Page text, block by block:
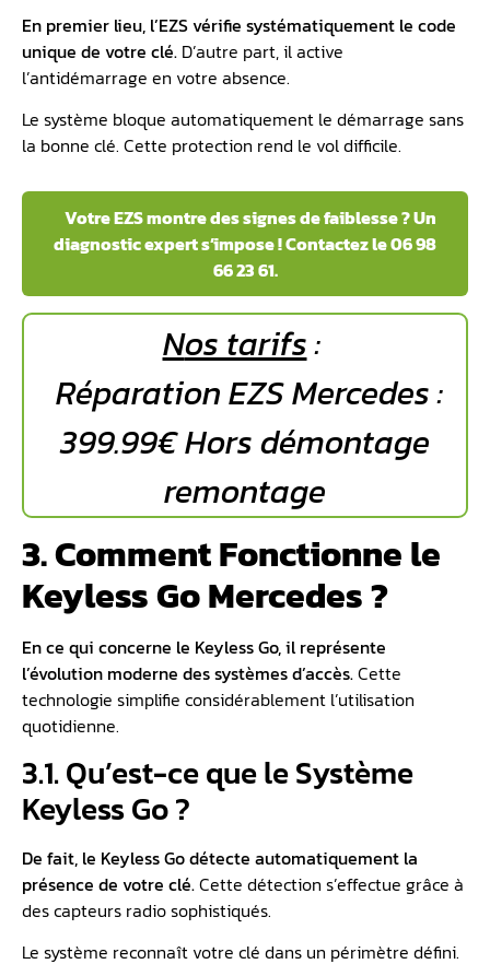
En premier lieu, l’EZS vérifie systématiquement le code
unique de votre clé. D’autre part, il active
l’antidémarrage en votre absence.
Le système bloque automatiquement le démarrage sans
la bonne clé. Cette protection rend le vol difficile.
️ Votre EZS montre des signes de faiblesse ? Un
diagnostic expert s’impose ! Contactez le 06 98
66 23 61.
Nos tarifs:
Réparation EZS Mercedes :
399.99€ Hors démontage
remontage
3. Comment Fonctionne le
Keyless Go Mercedes ?
En ce qui concerne le Keyless Go, il représente
l’évolution moderne des systèmes d’accès.Cette
technologie simplifie considérablement l’utilisation
quotidienne.
3.1. Qu’est-ce que le Système
Keyless Go ?
De fait, le Keyless Go détecte automatiquement la
présence de votre clé.Cette détection s’effectue grâce à
des capteurs radio sophistiqués.
Le système reconnaît votre clé dans un périmètre défini.